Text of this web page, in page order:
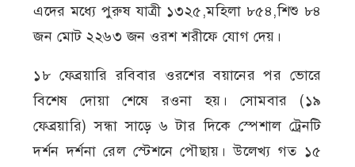
এদের মধ্যে পুরুষ যাত্রী ১৩২৫,মহিলা ৮৫৪,শিশু ৮৪
জন মোট ২২৬৩ জন ওরশ শরীফে যোগ দেয়।
১৮ ফেব্রয়ারি রবিবার ওরশের বয়ানের পর ভোরে
বিশেষ দোয়া শেষে রওনা হয়। সোমবার (১৯
ফেব্রয়ারি) সন্ধা সাড়ে ৬ টার দিকে স্পেশাল ট্রেনটি
দর্শন দর্শনা রেল স্টেশনে পৌছায়। উলেখ্য গত ১৫